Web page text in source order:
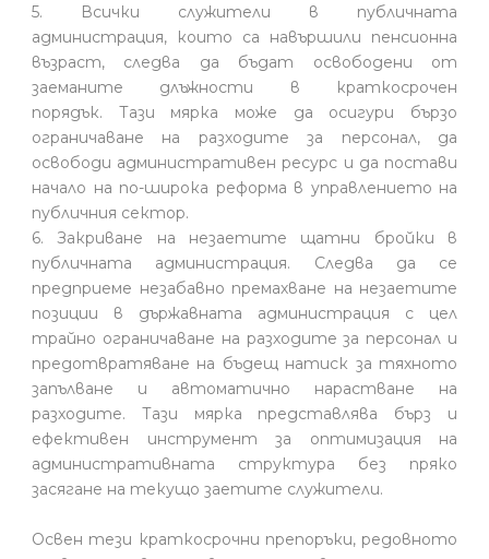
5. Всички служители в публичната
администрация, които са навършили пенсионна
възраст, следва да бъдат освободени от
заеманите длъжности в краткосрочен
порядък. Тази мярка може да осигури бързо
ограничаване на разходите за персонал, да
освободи административен ресурс и да постави
начало на по-широка реформа в управлението на
публичния сектор.
6. Закриване на незаетите щатни бройки в
публичната администрация. Следва да се
предприеме незабавно премахване на незаетите
позиции в държавната администрация с цел
трайно ограничаване на разходите за персонал и
предотвратяване на бъдещ натиск за тяхното
запълване и автоматично нарастване на
разходите. Тази мярка представлява бърз и
ефективен инструмент за оптимизация на
административната структура без пряко
засягане на текущо заетите служители.
Освен тези краткосрочни препоръки, редовното